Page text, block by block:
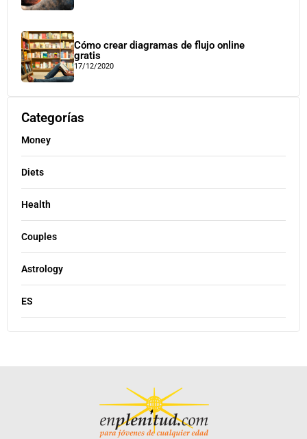
Cómo crear diagramas de flujo online
gratis
17/12/2020
Categorías
Money
Diets
Health
Couples
Astrology
ES